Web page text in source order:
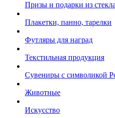
Призы и подарки из стекла
Плакетки, панно, тарелки
Футляры для наград
Текстильная продукция
Сувениры с символикой
Животные
Искусство